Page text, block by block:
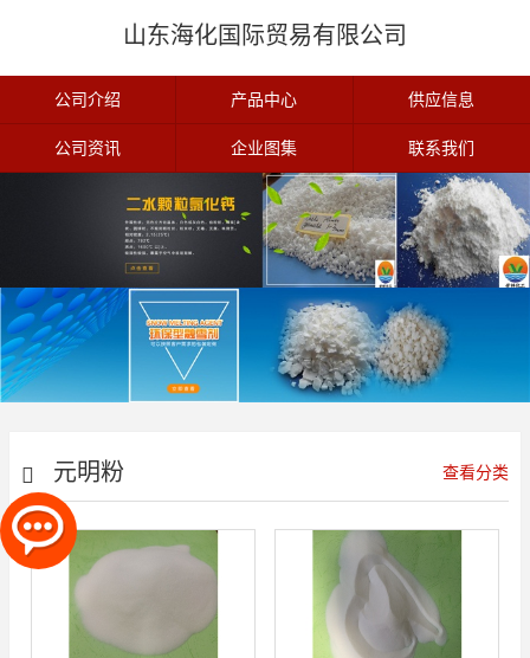
山东海化国际贸易有限公司
公司介绍 产品中心 供应信息
公司资讯 企业图集 联系我们
元明粉 查看分类